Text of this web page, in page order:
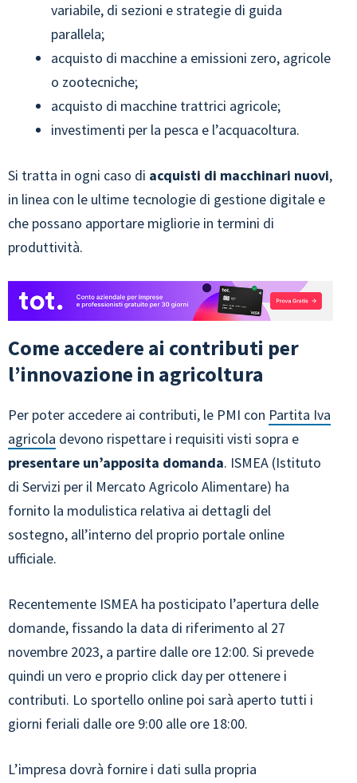
variabile, di sezioni e strategie di guida
parallela;
acquisto di macchine a emissioni zero, agricole
o zootecniche;
acquisto di macchine trattrici agricole;
investimenti per la pesca e l’acquacoltura.
Si tratta in ogni caso di acquisti di macchinari nuovi,
in linea con le ultime tecnologie di gestione digitale e
che possano apportare migliorie in termini di
produttività.
Come accedere ai contributi per
l’innovazione in agricoltura
Per poter accedere ai contributi, le PMI con Partita Iva
agricola devono rispettare i requisiti visti sopra e
presentare un’apposita domanda. ISMEA (Istituto
di Servizi per il Mercato Agricolo Alimentare) ha
fornito la modulistica relativa ai dettagli del
sostegno, all’interno del proprio portale online
ufficiale.
Recentemente ISMEA ha posticipato l’apertura delle
domande, fissando la data di riferimento al 27
novembre 2023, a partire dalle ore 12:00. Si prevede
quindi un vero e proprio click day per ottenere i
contributi. Lo sportello online poi sarà aperto tutti i
giorni feriali dalle ore 9:00 alle ore 18:00.
L’impresa dovrà fornire i dati sulla propria